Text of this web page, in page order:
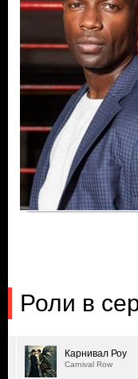
Роли в
Карнивал Роу
Carnival Row